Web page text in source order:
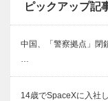
ピックアップ記
中国、「警察拠点」閉
…
14歳でSpaceXに入社